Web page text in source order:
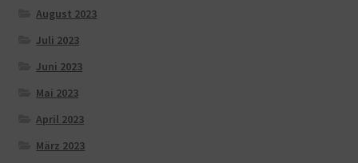
August 2023
Juli 2023
Juni 2023
Mai 2023
April 2023
März 2023